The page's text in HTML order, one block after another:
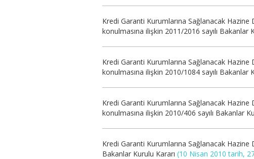
Kredi Garanti Kurumlarına Sağlanacak Hazine
konulmasına ilişkin 2011/2016 sayılı Bakanlar
Kredi Garanti Kurumlarına Sağlanacak Hazine
konulmasına ilişkin 2010/1084 sayılı Bakanlar
Kredi Garanti Kurumlarına Sağlanacak Hazine
konulmasına ilişkin 2010/406 sayılı Bakanlar
Kredi Garanti Kurumlarına Sağlanacak Hazine
Bakanlar Kurulu Kararı (10 Nisan 2010 tarih,